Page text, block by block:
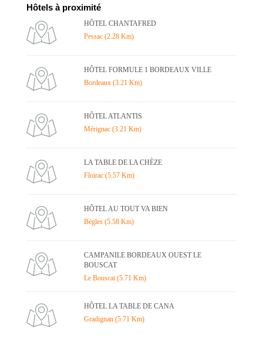
Hôtels à proximité
HÔTEL CHANTAFRED
Pessac (2.28 Km)
HÔTEL FORMULE 1 BORDEAUX VILLE
Bordeaux (3.21 Km)
HÔTEL ATLANTIS
Mérignac (3.21 Km)
LA TABLE DE LA CHÈZE
Floirac (5.57 Km)
HÔTEL AU TOUT VA BIEN
Bègles (5.58 Km)
CAMPANILE BORDEAUX OUEST LE
BOUSCAT
Le Bouscat (5.71 Km)
HÔTEL LA TABLE DE CANA
Gradignan (5.71 Km)